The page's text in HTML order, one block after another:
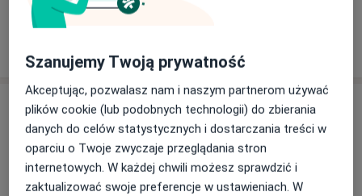
Domu Opieki Senior w Rybniku.
Mając na uwadze dobro swoich pacjentów ściśle
przestrzegam kodeksu etycznego psychologa. Dużą
dbałość przykładam do zachowania obowiązującej
mnie zasady poufności rozmów. Komfort i poczucie
bezpieczeństwa moich klientów są dla mnie sprawami
priorytetowymi.
Adresy (2)
Adres 1 Adres 2
Szanujemy Twoją prywatność
Akceptując, pozwalasz nam i naszym partnerom używać
plików cookie (lub podobnych technologii) do zbierania
danych do celów statystycznych i dostarczania treści w
oparciu o Twoje zwyczaje przeglądania stron
internetowych. W każdej chwili możesz sprawdzić i
zaktualizować swoje preferencje w ustawieniach. W